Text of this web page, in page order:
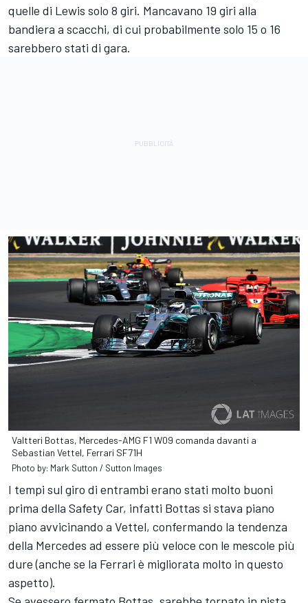
quelle di Lewis solo 8 giri. Mancavano 19 giri alla
bandiera a scacchi, di cui probabilmente solo 15 o 16
sarebbero stati di gara.
Valtteri Bottas, Mercedes-AMG F1 W09 comanda davanti a
Sebastian Vettel, Ferrari SF71H
Photo by: Mark Sutton / Sutton Images
I tempi sul giro di entrambi erano stati molto buoni
prima della Safety Car, infatti Bottas si stava piano
piano avvicinando a Vettel, confermando la tendenza
della Mercedes ad essere più veloce con le mescole più
dure (anche se la Ferrari è migliorata molto in questo
aspetto).